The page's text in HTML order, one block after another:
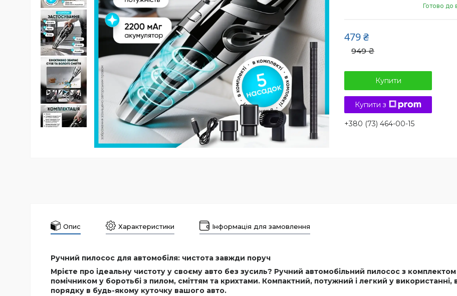
Готово до
949 ₴
479 ₴
Купити
Купити з
+380 (73) 464-00-15
Опис Характеристики Інформація для замовлення
Ручний пилосос для автомобіля: чистота завжди поруч
Мрієте про ідеальну чистоту у своєму авто без зусиль? Ручний автомобільний пилосос з
помічником у боротьбі з пилом, сміттям та крихтами. Компактний, потужний і легкий у
порядку в будь-якому куточку вашого авто.